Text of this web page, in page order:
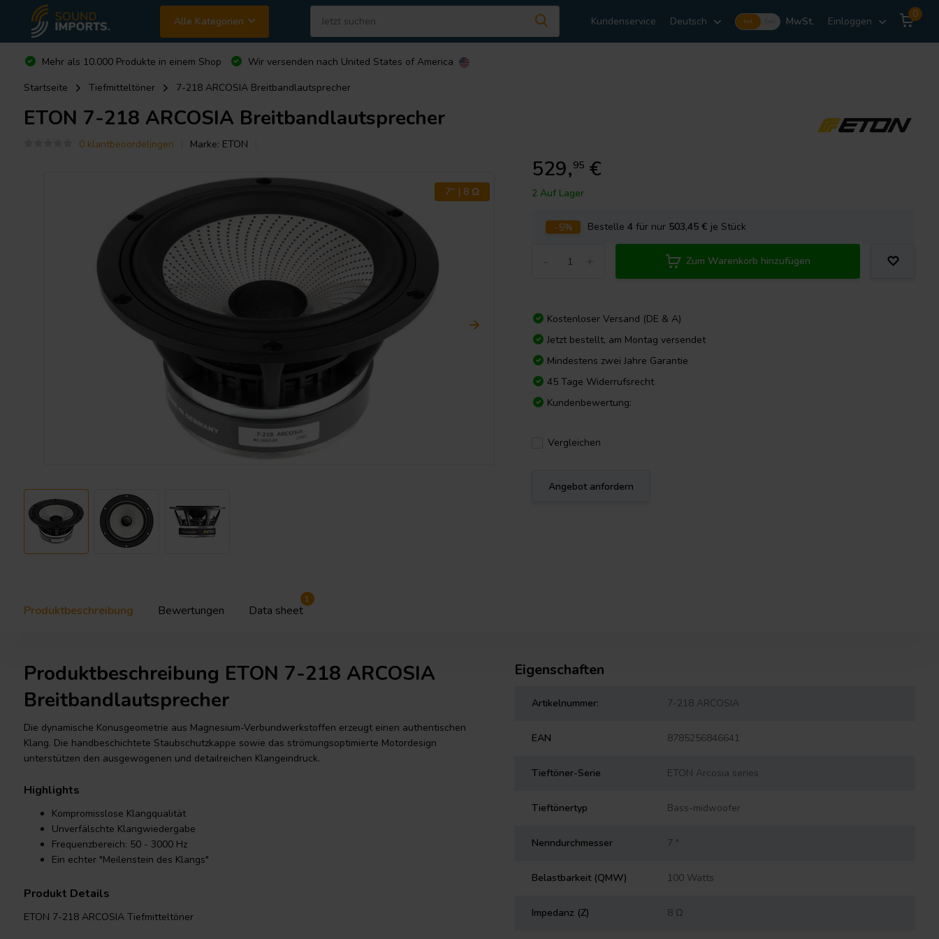
Alle Kategorien Kundenservice Deutsch Incl. MwSt. Einloggen
0
Mehr als 10.000 Produkte in einem Shop Wir versenden nach United States of America
Startseite
Tiefmitteltöner 7-218 ARCOSIA Breitbandlautsprecher
ETON 7-218 ARCOSIA Breitbandlautsprecher
0 klantbeoordelingen Marke: ETON
7'' | 8 Ω
529,95 €
2 Auf Lager
-5% Bestelle4 für nur 503,45 € je Stück
Zum Warenkorb hinzufügen
Kostenloser Versand (DE & A)
Jetzt bestellt, am Montag versendet
Mindestens zwei Jahre Garantie
45 Tage Widerrufsrecht
Kundenbewertung:
Vergleichen
Angebot anfordern
Produktbeschreibung Bewertungen Data sheet
1
Produktbeschreibung ETON 7-218 ARCOSIA
Breitbandlautsprecher
Die dynamische Konusgeometrie aus Magnesium-Verbundwerkstoffen erzeugt einen authentischen
Klang. Die handbeschichtete Staubschutzkappe sowie das strömungsoptimierte Motordesign
unterstützen den ausgewogenen und detailreichen Klangeindruck.
Highlights
Kompromisslose Klangqualität
Unverfälschte Klangwiedergabe
Frequenzbereich: 50 - 3000 Hz
Ein echter "Meilenstein des Klangs"
Produkt Details
ETON 7-218 ARCOSIA Tiefmitteltöner
Eigenschaften
Artikelnummer: 7-218 ARCOSIA
EAN 8785256846641
Tieftöner-Serie ETON Arcosia series
Tieftönertyp Bass-midwoofer
Nenndurchmesser 7 "
Belastbarkeit (QMW) 100 Watts
Impedanz (Z) 8 Ω